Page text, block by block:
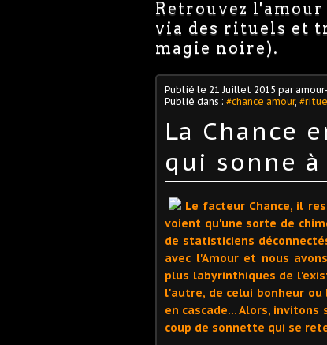
Retrouvez
via des rituels et
magie noire).
Publié le 21 Juillet 2015 par
Publié dans : #chance amour,
La Chance
qui sonne
Le facteur Chance, il
voient qu'une sorte de
de statisticiens
avec l'Amour et nous
plus labyrinthiques de
l'autre, de celui bonheur
en cascade… Alors,
coup de sonnette qui se